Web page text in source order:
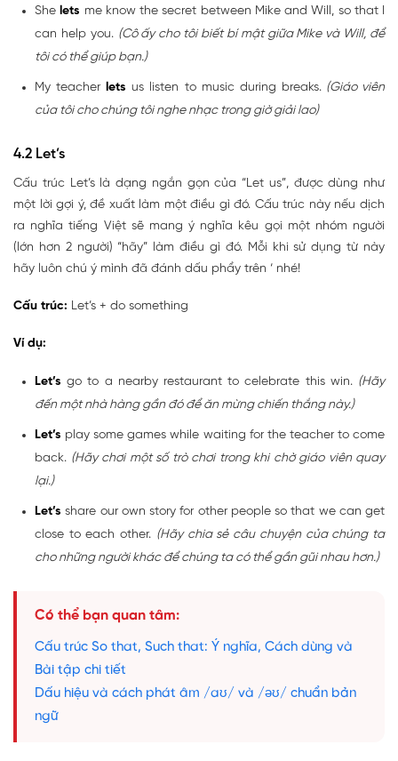
She lets me know the secret between Mike and Will, so that I
can help you. (Cô ấy cho tôi biết bí mật giữa Mike và Will, để
tôi có thể giúp bạn.)
My teacher letsus listen to music during breaks.(Giáo viên
của tôi cho chúng tôi nghe nhạc trong giờ giải lao)
4.2 Let’s
Cấu trúc Let’s là dạng ngắn gọn của “Let us”, được dùng như
một lời gợi ý, đề xuất làm một điều gì đó. Cấu trúc này nếu dịch
ra nghĩa tiếng Việt sẽ mang ý nghĩa kêu gọi một nhóm người
(lớn hơn 2 người) “hãy” làm điều gì đó. Mỗi khi sử dụng từ này
hãy luôn chú ý mình đã đánh dấu phẩy trên ‘ nhé!
Cấu trúc: Let’s + do something
Ví dụ:
Let’s go to a nearby restaurant to celebrate this win. (Hãy
đến một nhà hàng gần đó để ăn mừng chiến thắng này.)
Let’s play some games while waiting for the teacher to come
back. (Hãy chơi một số trò chơi trong khi chờ giáo viên quay
lại.)
Let’sshare our own story for other people so that we can get
close to each other. (Hãy chia sẻ câu chuyện của chúng ta
cho những người khác để chúng ta có thể gần gũi nhau hơn.)
Có thể bạn quan tâm:
Cấu trúc So that, Such that: Ý nghĩa, Cách dùng và
Bài tập chi tiết
Dấu hiệu và cách phát âm /aʊ/ và /əʊ/ chuẩn bản
ngữ